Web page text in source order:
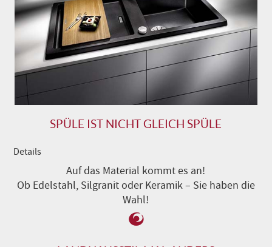
SPÜLE IST NICHT GLEICH SPÜLE
Details
Auf das Material kommt es an!
Ob Edelstahl, Silgranit oder Keramik – Sie haben die
Wahl!